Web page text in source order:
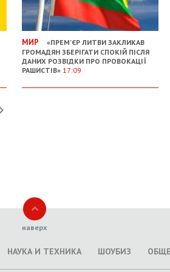
МИР
«ПРЕМ’ЄР ЛИТВИ ЗАКЛИКАВ
ГРОМАДЯН ЗБЕРІГАТИ СПОКІЙ ПІСЛЯ
ДАНИХ РОЗВІДКИ ПРО ПРОВОКАЦІЇ
РАШИСТІВ» 17:09
наверх
НАУКА И ТЕХНИКА ШОУБИЗ